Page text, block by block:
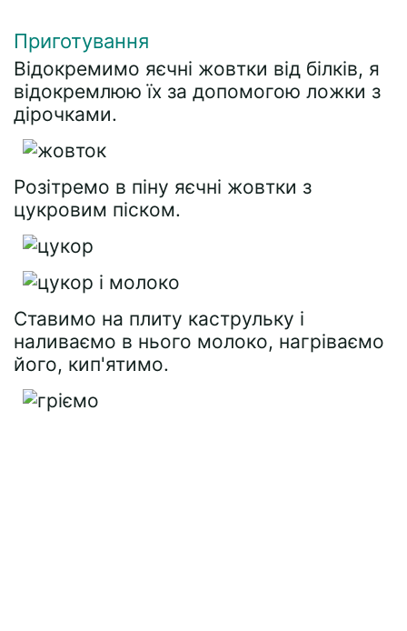
Приготування
Відокремимо яєчні жовтки від білків, я
відокремлюю їх за допомогою ложки з
дірочками.
Розітремо в піну яєчні жовтки з
цукровим піском.
Ставимо на плиту каструльку і
наливаємо в нього молоко, нагріваємо
його, кип'ятимо.